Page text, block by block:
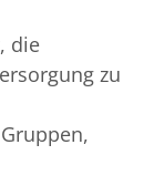
die
zu